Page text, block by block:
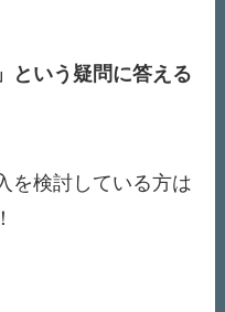
という疑問に答える
を検討している方は